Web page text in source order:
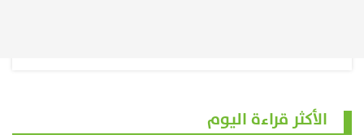
الأكثر قراءة اليوم